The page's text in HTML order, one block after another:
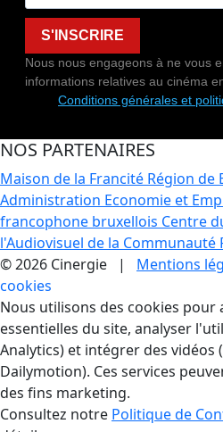
S'INSCRIRE
Nous nous engageons à ne vous
informations relatives au cinéma
Conditions générales et
NOS PARTENAIRES
Maison de la Francité Région de
Administration Economie et
francophone bruxellois Centre
l'Audiovisuel de la Communauté
© 2026 Cinergie | Mentions
cookies
Gestion des Cookies
Nous utilisons des cookies
essentielles du site, analyser
Analytics) et intégrer des vidéos
Dailymotion). Ces services
des fins marketing.
Consultez notre Politique de